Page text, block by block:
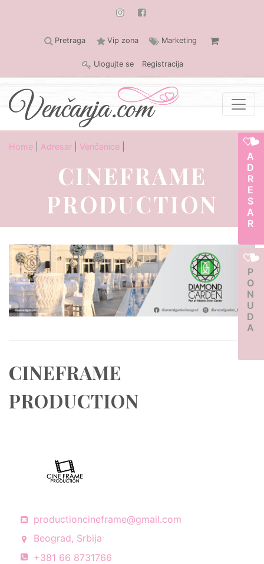
Pretraga Vip zona Marketing
Ulogujte se Registracija
ADRESAR
PONUDA
Home Adresar Venčanice
CINEFRAME
PRODUCTION
CINEFRAME
PRODUCTION
productioncineframe@gmail.com
Beograd, Srbija
+381 66 8731766